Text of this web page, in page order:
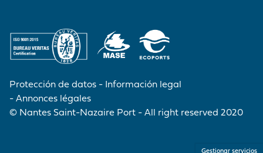
Protección de datos
Información legal
Annonces légales
© Nantes Saint-Nazaire Port - All right reserved 2020
Gestionar servicios